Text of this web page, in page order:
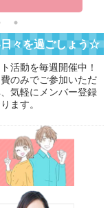
々を過ごしょう☆
活動を毎週開催中！
のみでご参加いただ
気軽にメンバー登録
ます。